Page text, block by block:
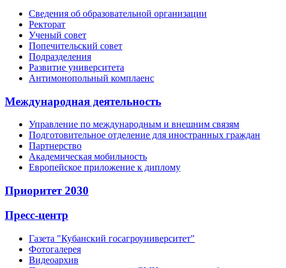
Сведения об образовательной организации
Ректорат
Ученый совет
Попечительский совет
Подразделения
Развитие университета
Антимонопольный комплаенс
Международная деятельность
Управление по международным и внешним связям
Подготовительное отделение для иностранных граждан
Партнерство
Академическая мобильность
Европейское приложение к диплому
Приоритет 2030
Пресс-центр
Газета "Кубанский госагроуниверситет"
Фотогалерея
Видеоархив